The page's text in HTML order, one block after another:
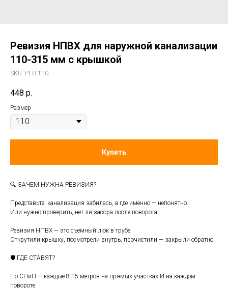
Ревизия НПВХ для наружной канализации
110-315 мм с крышкой
SKU: РЕВ-110
448 р.
Размер
Купить
🔍 ЗАЧЕМ НУЖНА РЕВИЗИЯ?
Представьте: канализация забилась, а где именно — непонятно.
Или нужно проверить, нет ли засора после поворота.
Ревизия НПВХ — это съемный люк в трубе.
Открутили крышку, посмотрели внутрь, прочистили — закрыли обратно.
🛡️ ГДЕ СТАВЯТ?
По СНиП — каждые 8-15 метров на прямых участках И на каждом
повороте.